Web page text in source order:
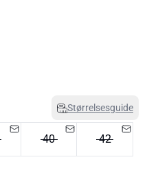
Størrelsesguide
40 42